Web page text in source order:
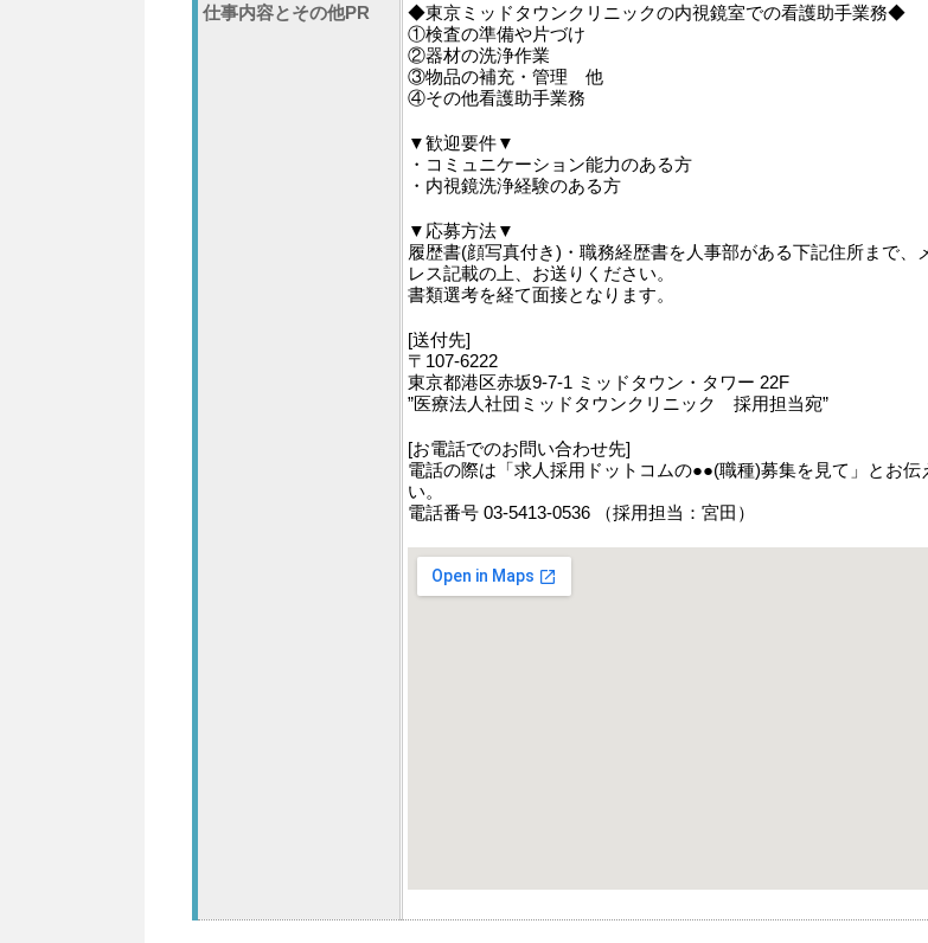
仕事内容とその他PR
◆東京ミッドタウンクリニックの内視鏡室での看護助手業務◆
①検査の準備や片づけ
②器材の洗浄作業
③物品の補充・管理 他
④その他看護助手業務
▼歓迎要件▼
・コミュニケーション能力のある方
・内視鏡洗浄経験のある方
▼応募方法▼
履歴書(顔写真付き)・職務経歴書を人事部がある下記住所まで、
レス記載の上、お送りください。
書類選考を経て面接となります。
[送付先]
〒107-6222
東京都港区赤坂9-7-1 ミッドタウン・タワー 22F
”医療法人社団ミッドタウンクリニック 採用担当宛”
[お電話でのお問い合わせ先]
電話の際は「求人採用ドットコムの●●(職種)募集を見て」とお伝
い。
電話番号 03-5413-0536 （採用担当：宮田）